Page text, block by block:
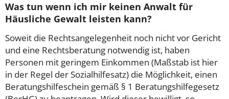
Was tun wenn ich mir keinen Anwalt für
Häusliche Gewalt leisten kann?
Soweit die Rechtsangelegenheit noch nicht vor Gericht
und eine Rechtsberatung notwendig ist, haben
Personen mit geringem Einkommen (Maßstab ist hier
in der Regel der Sozialhilfesatz) die Möglichkeit, einen
Beratungshilfeschein gemäß § 1 Beratungshilfegesetz